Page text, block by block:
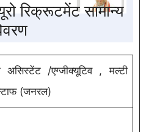
रिक्रूटमेंट सामान्य
असिस्टेंट /एग्जीक्यूटिव , मल्टी
(जनरल)